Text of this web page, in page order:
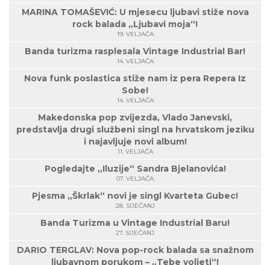
MARINA TOMAŠEVIĆ: U mjesecu ljubavi stiže nova
rock balada „Ljubavi moja“!
19. VELJAČA
Banda turizma rasplesala Vintage Industrial Bar!
14. VELJAČA
Nova funk poslastica stiže nam iz pera Repera Iz
Sobe!
14. VELJAČA
Makedonska pop zvijezda, Vlado Janevski,
predstavlja drugi službeni singl na hrvatskom jeziku
i najavljuje novi album!
11. VELJAČA
Pogledajte „Iluzije“ Sandra Bjelanovića!
07. VELJAČA
Pjesma „Škrlak“ novi je singl Kvarteta Gubec!
28. SIJEČANJ
Banda Turizma u Vintage Industrial Baru!
27. SIJEČANJ
DARIO TERGLAV: Nova pop-rock balada sa snažnom
ljubavnom porukom – „Tebe voljeti“!